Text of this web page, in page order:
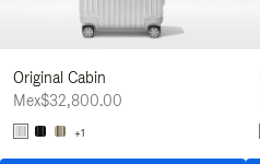
Original Cabin
Mex$32,800.00
+1